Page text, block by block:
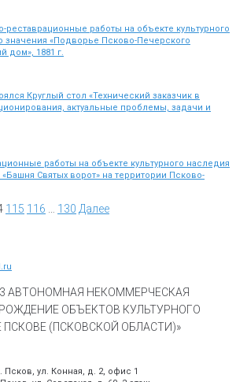
работы на объекте культурного
значения «Подворье Псково-Печерского
дом», 1881 г.
Круглый стол «Технический заказчик в
актуальные проблемы, задачи и
работы на объекте культурного наследия
Святых ворот» на территории Псково-
115 116 130 Далее
АВТОНОМНАЯ НЕКОММЕРЧЕСКАЯ
ОБЪЕКТОВ КУЛЬТУРНОГО
ПСКОВЕ (ПСКОВСКОЙ ОБЛАСТИ)»
Псков, ул. Конная, д. 2, офис 1